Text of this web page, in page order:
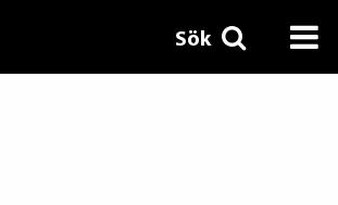
Sök